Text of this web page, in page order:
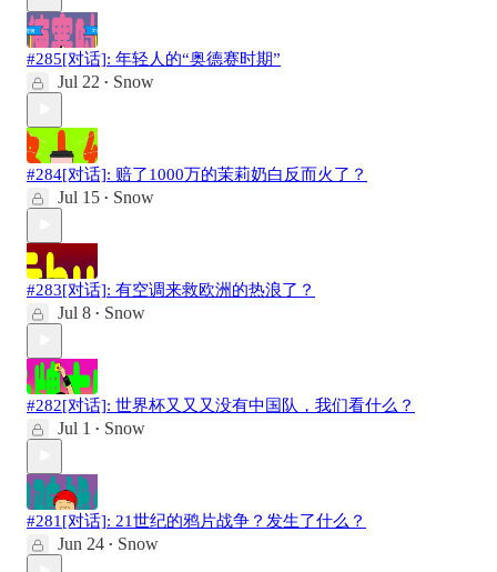
#285[对话]: 年轻人的“奥德赛时期”
Jul 22 • Snow
#284[对话]: 赔了1000万的茉莉奶白反而火了？
Jul 15 • Snow
#283[对话]: 有空调来救欧洲的热浪了？
Jul 8 • Snow
#282[对话]: 世界杯又又又没有中国队，我们看什么？
Jul 1 • Snow
#281[对话]: 21世纪的鸦片战争？发生了什么？
Jun 24 • Snow